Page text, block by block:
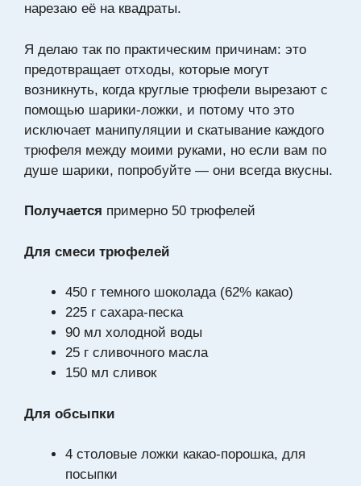
нарезаю её на квадраты.
Я делаю так по практическим причинам: это
предотвращает отходы, которые могут
возникнуть, когда круглые трюфели вырезают с
помощью шарики-ложки, и потому что это
исключает манипуляции и скатывание каждого
трюфеля между моими руками, но если вам по
душе шарики, попробуйте — они всегда вкусны.
Получается примерно 50 трюфелей
Для смеси трюфелей
450 г темного шоколада (62% какао)
225 г сахара-песка
90 мл холодной воды
25 г сливочного масла
150 мл сливок
Для обсыпки
4 столовые ложки какао-порошка, для
посыпки